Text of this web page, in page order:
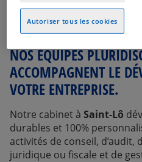
NOS ÉQUIPES
ACCOMPAGNENT LE
VOTRE ENTREPRISE.
Notre cabinet à Saint-Lô
durables et 100%
activités de conseil, d’audit,
juridique ou fiscale et de
Autoriser tous les cookies